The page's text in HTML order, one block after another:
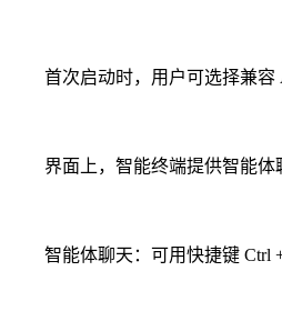
首次启动时，用户可选择兼容
界面上，智能终端提供智能体
智能体聊天：可用快捷键 Ctrl +